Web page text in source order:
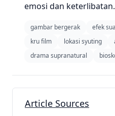
emosi dan keterlibatan.
gambar bergerak efek
kru film
lokasi syuting
drama supranatural
Article Sources